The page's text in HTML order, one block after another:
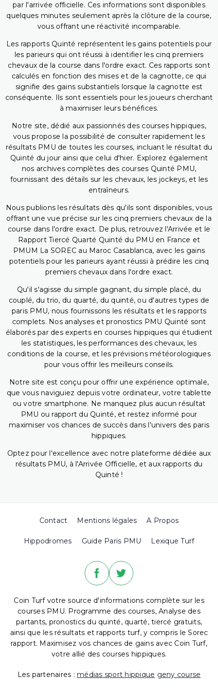
par l'arrivée officielle. Ces informations sont disponibles
quelques minutes seulement après la clôture de la course,
vous offrant une réactivité incomparable.
Les rapports Quinté représentent les gains potentiels pour
les parieurs qui ont réussi à identifier les cinq premiers
chevaux de la course dans l'ordre exact. Ces rapports sont
calculés en fonction des mises et de la cagnotte, ce qui
signifie des gains substantiels lorsque la cagnotte est
conséquente. Ils sont essentiels pour les joueurs cherchant
à maximiser leurs bénéfices.
Notre site, dédié aux passionnés des courses hippiques,
vous propose la possibilité de consulter rapidement les
résultats PMU de toutes les courses, incluant le résultat du
Quinté du jour ainsi que celui d'hier. Explorez également
nos archives complètes des courses Quinté PMU,
fournissant des détails sur les chevaux, les jockeys, et les
entraîneurs.
Nous publions les résultats dès qu'ils sont disponibles, vous
offrant une vue précise sur les cinq premiers chevaux de la
course dans l'ordre exact. De plus, retrouvez l'Arrivée et le
Rapport Tiercé Quarté Quinté du PMU en France et
PMUM La SOREC au Maroc Casablanca, avec les gains
potentiels pour les parieurs ayant réussi à prédire les cinq
premiers chevaux dans l'ordre exact.
Qu'il s'agisse du simple gagnant, du simple placé, du
couplé, du trio, du quarté, du quinté, ou d'autres types de
paris PMU, nous fournissons les résultats et les rapports
complets. Nos analyses et pronostics PMU Quinté sont
élaborés par des experts en courses hippiques qui étudient
les statistiques, les performances des chevaux, les
conditions de la course, et les prévisions météorologiques
pour vous offrir les meilleurs conseils.
Notre site est conçu pour offrir une expérience optimale,
que vous naviguiez depuis votre ordinateur, votre tablette
ou votre smartphone. Ne manquez plus aucun résultat
PMU ou rapport du Quinté, et restez informé pour
maximiser vos chances de succès dans l'univers des paris
hippiques.
Optez pour l'excellence avec notre plateforme dédiée aux
résultats PMU, à l'Arrivée Officielle, et aux rapports du
Quinté !
Contact Mentions légales A Propos
Hippodromes Guide Paris PMU Lexique Turf
Coin Turf votre source d'informations complète sur les
courses PMU. Programme des courses, Analyse des
partants, pronostics du quinté, quarté, tiercé gratuits,
ainsi que les résultats et rapports turf, y compris le Sorec
rapport. Maximisez vos chances de gains avec Coin Turf,
votre allié des courses hippiques.
Les partenaires : médias sport hippique geny course